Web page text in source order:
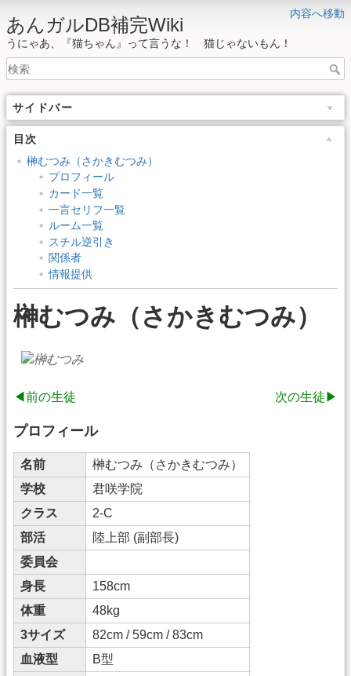
内容へ移動
あんガルDB補完Wiki
うにゃあ、『猫ちゃん』って言うな！ 猫じゃないもん！
サイドバー
目次
榊むつみ（さかきむつみ）
プロフィール
カード一覧
一言セリフ一覧
ルーム一覧
スチル逆引き
関係者
情報提供
榊むつみ（さかきむつみ）
◀前の生徒 次の生徒▶
プロフィール
名前
榊むつみ（さかきむつみ）
学校
君咲学院
クラス
2-C
部活
陸上部 (副部長)
委員会
身長
158cm
体重
48kg
3サイズ
82cm / 59cm / 83cm
血液型
B型